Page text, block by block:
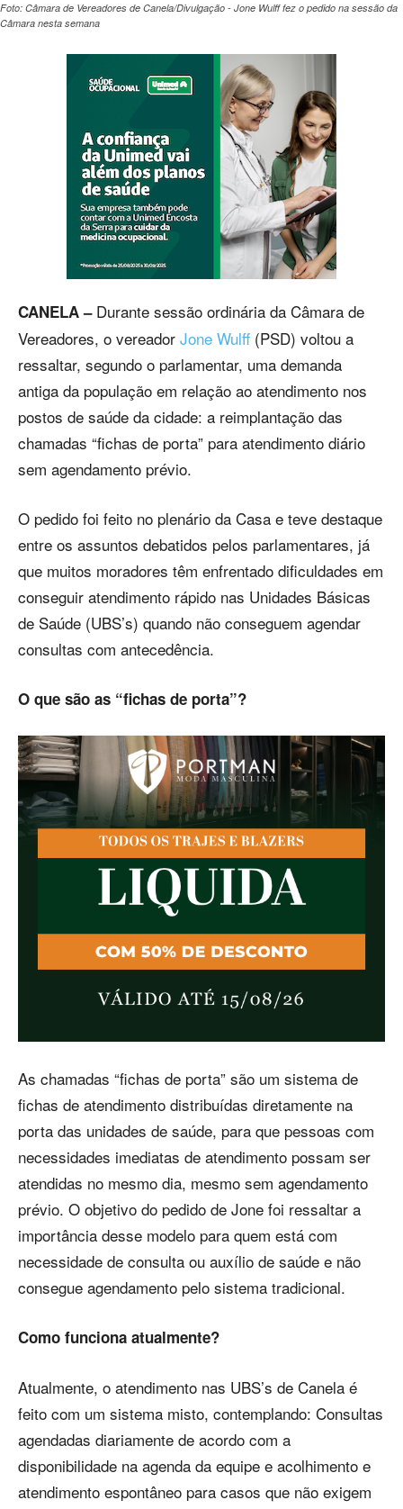
Foto: Câmara de Vereadores de Canela/Divulgação - Jone Wulff fez o pedido na sessão da
Câmara nesta semana
CANELA –Durante sessão ordinária da Câmara de
Vereadores, o vereador Jone Wulff (PSD) voltou a
ressaltar, segundo o parlamentar, uma demanda
antiga da população em relação ao atendimento nos
postos de saúde da cidade: a reimplantação das
chamadas “fichas de porta” para atendimento diário
sem agendamento prévio.
O pedido foi feito no plenário da Casa e teve destaque
entre os assuntos debatidos pelos parlamentares, já
que muitos moradores têm enfrentado dificuldades em
conseguir atendimento rápido nas Unidades Básicas
de Saúde (UBS’s) quando não conseguem agendar
consultas com antecedência.
O que são as “fichas de porta”?
As chamadas “fichas de porta” são um sistema de
fichas de atendimento distribuídas diretamente na
porta das unidades de saúde, para que pessoas com
necessidades imediatas de atendimento possam ser
atendidas no mesmo dia, mesmo sem agendamento
prévio. O objetivo do pedido de Jone foi ressaltar a
importância desse modelo para quem está com
necessidade de consulta ou auxílio de saúde e não
consegue agendamento pelo sistema tradicional.
Como funciona atualmente?
Atualmente, o atendimento nas UBS’s de Canela é
feito com um sistema misto, contemplando: Consultas
agendadas diariamente de acordo com a
disponibilidade na agenda da equipe e acolhimento e
atendimento espontâneo para casos que não exigem